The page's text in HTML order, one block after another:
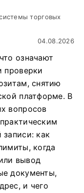
торговых
04.08.2026
означают
проверки
снятию
платформе. В
вопросов
записи: как
когда
вывод
документы,
и чего